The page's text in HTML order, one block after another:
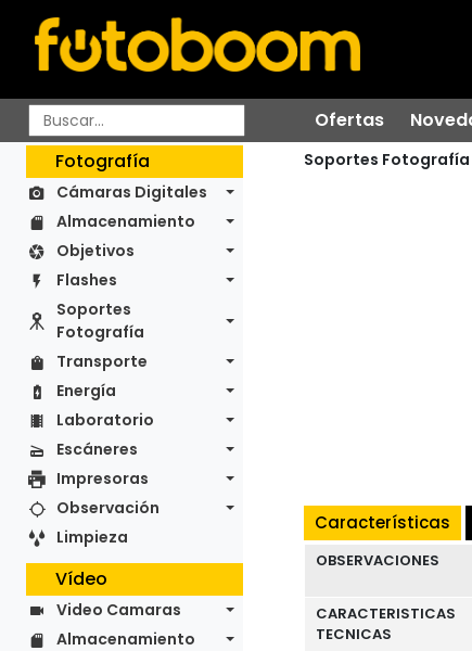
Ofertas
Fotografía
Cámaras Digitales
Almacenamiento
Objetivos
Flashes
Soportes
Fotografía
Transporte
Energía
Laboratorio
Escáneres
Impresoras
Observación
Limpieza
Vídeo
Video Camaras
Almacenamiento
Soportes Fotografía
Características
OBSERVACIONES
CARACTERISTICAS
TECNICAS